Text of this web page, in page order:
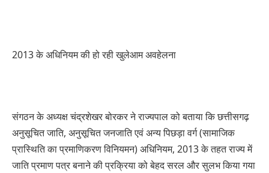
2013 के अधिनियम की हो रही खुलेआम अवहेलना
संगठन के अध्यक्ष चंद्रशेखर बोरकर ने राज्यपाल को बताया कि छत्तीसगढ़
अनुसूचित जाति, अनुसूचित जनजाति एवं अन्य पिछड़ा वर्ग (सामाजिक
प्रास्थिति का प्रमाणिकरण विनियमन) अधिनियम, 2013 के तहत राज्य में
जाति प्रमाण पत्र बनाने की प्रक्रिया को बेहद सरल और सुलभ किया गया